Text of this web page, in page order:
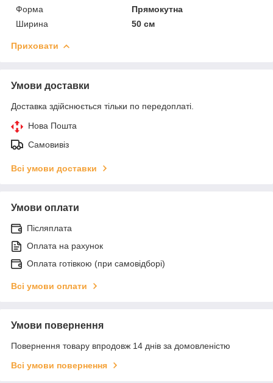
Форма
Прямокутна
Ширина
50 см
Приховати
Умови доставки
Доставка здійснюється тільки по передоплаті.
Нова Пошта
Самовивіз
Всі умови доставки
Умови оплати
Післяплата
Оплата на рахунок
Оплата готівкою (при самовідборі)
Всі умови оплати
Умови повернення
Повернення товару впродовж 14 днів за домовленістю
Всі умови повернення